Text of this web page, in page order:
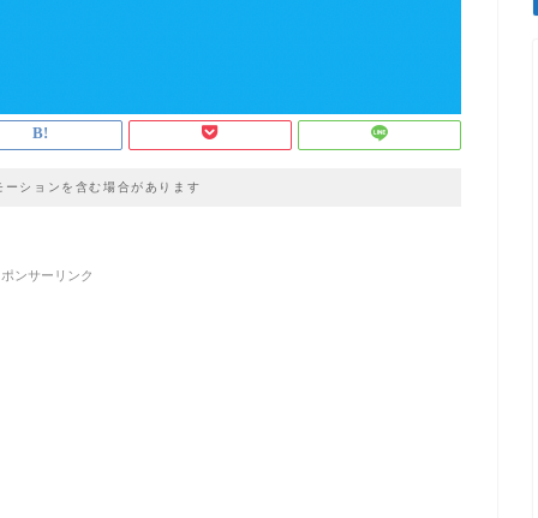
ーションを含む場合があります
ンサーリンク